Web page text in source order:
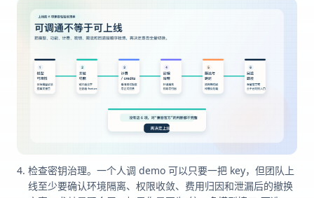
检查密钥治理。一个人调 demo 可以只要一把 key，但团队上
线至少要确认环境隔离、权限收敛、费用归因和泄漏后的撤换